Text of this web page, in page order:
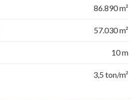
86.890 m²
57.030 m²
10 m
3,5 ton/m²